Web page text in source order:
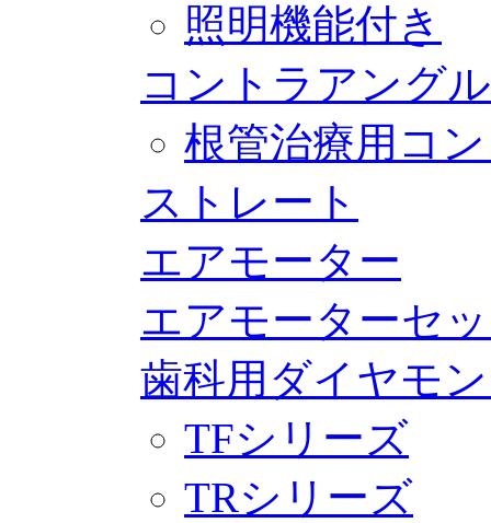
照明機能付き
コントラアングル
根管治療用コ
ストレート
エアモーター
エアモーターセ
歯科用ダイヤモ
TFシリーズ
TRシリーズ